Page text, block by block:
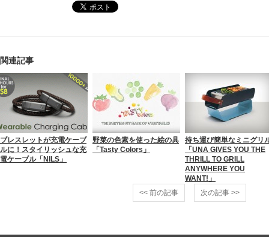
関連記事
ブレスレットが充電ケーブ
ルに！スタイリッシュな充
電ケーブル「NILS」
野菜の色素を使った絵の具
「Tasty Colors」
持ち運び簡単なミニグリ
「UNA GIVES YOU THE
THRILL TO GRILL
ANYWHERE YOU
WANT!」
<< 前の記事
次の記事 >>